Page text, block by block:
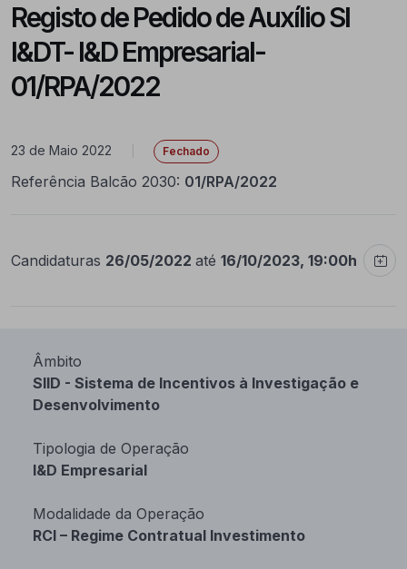
Registo de Pedido de Auxílio SI
I&DT- I&D Empresarial-
01/RPA/2022
23 de Maio 2022 Fechado
Referência Balcão 2030: 01/RPA/2022
Candidaturas 26/05/2022 até 16/10/2023, 19:00h
Âmbito
SIID - Sistema de Incentivos à Investigação e
Desenvolvimento
Tipologia de Operação
I&D Empresarial
Modalidade da Operação
RCI – Regime Contratual Investimento